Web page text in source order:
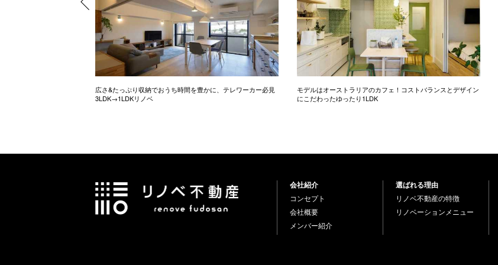
広さ&たっぷり収納でおうち時間を豊かに、テレワーカー必見
3LDK→1LDKリノベ
モデルはオーストラリアのカフェ！コストバランスとデザイン
にこだわったゆったり1LDK
会社紹介
コンセプト
会社概要
メンバー紹介
選ばれる理由
リノベ不動産の特徴
リノベーションメニュー